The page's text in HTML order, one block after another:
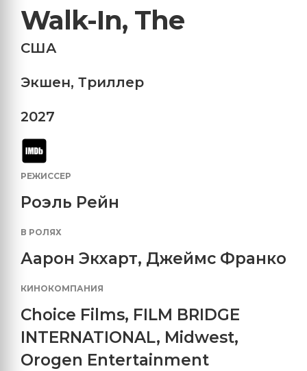
Walk-In, The
США
Экшен, Триллер
2027
РЕЖИССЕР
Роэль Рейн
В РОЛЯХ
Аарон Экхарт, Джеймс Франко
КИНОКОМПАНИЯ
Choice Films, FILM BRIDGE
INTERNATIONAL, Midwest,
Orogen Entertainment